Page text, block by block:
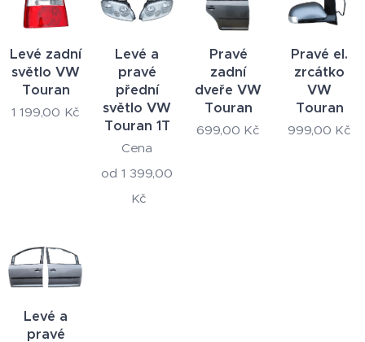
Levé zadní
světlo VW
Touran
1 199,00 Kč
Levé a
pravé
přední
světlo VW
Touran 1T
Cena
od 1 399,00
Kč
Pravé
zadní
dveře VW
Touran
699,00 Kč
Pravé el.
zrcátko
VW
Touran
999,00 Kč
Levé a
pravé